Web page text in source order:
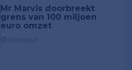
Mr Marvis doorbreekt
grens van 100 miljoen
euro omzet